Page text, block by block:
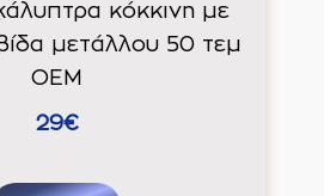
κόκκινη με
μετάλλου 50 τεμ
ΟΕΜ
29€